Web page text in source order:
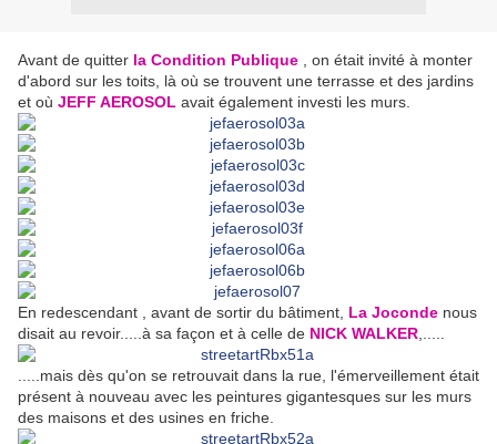
Avant de quitter la Condition Publique , on était invité à monter
d'abord sur les toits, là où se trouvent une terrasse et des jardins
et où JEFF AEROSOL avait également investi les murs.
En redescendant , avant de sortir du bâtiment, La Joconde nous
disait au revoir.....à sa façon et à celle de NICK WALKER
.....mais dès qu'on se retrouvait dans la rue, l'émerveillement était
présent à nouveau avec les peintures gigantesques sur les murs
des maisons et des usines en friche.